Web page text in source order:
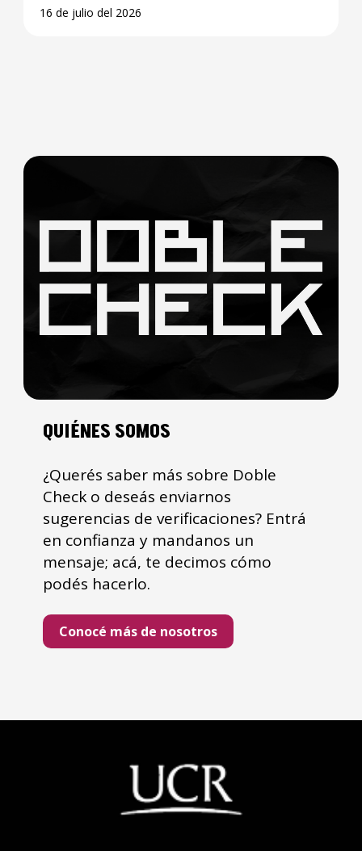
16 de julio del 2026
QUIÉNES SOMOS
¿Querés saber más sobre Doble
Check o deseás enviarnos
sugerencias de verificaciones? Entrá
en confianza y mandanos un
mensaje; acá, te decimos cómo
podés hacerlo.
Conocé más de nosotros